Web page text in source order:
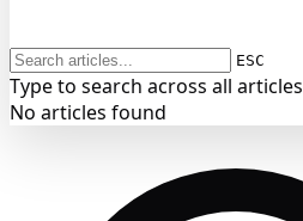
ESC
Type to search across all articles
No articles found